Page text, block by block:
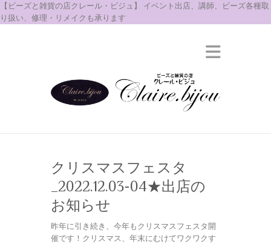
【ビーズと雑貨の店クレール・ビジュ】 イベント出店、講師、ビーズ各種取
り扱い、修理・リメイクも承ります
クリスマスフェスタ
_2022.12.03-04★出店の
お知らせ
昨年に引き続き、今年もクリスマスフェスタ開
催です！クリスマス、年末にむけてワクワクす